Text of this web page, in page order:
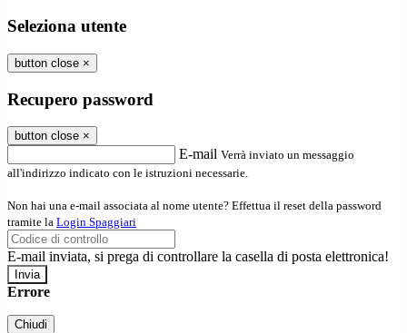
Seleziona utente
button close ×
Recupero password
button close ×
E-mail Verrà inviato un messaggio
all'indirizzo indicato con le istruzioni necessarie.
Non hai una e-mail associata al nome utente? Effettua il reset della password
tramite la Login Spaggiari
E-mail inviata, si prega di controllare la casella di posta elettronica!
Errore
Chiudi